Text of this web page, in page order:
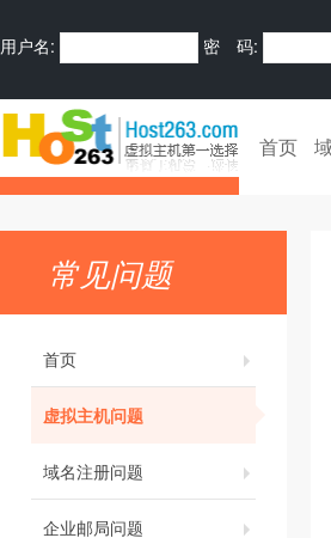
用户名: 密 码:
首页
常见问题
首页
虚拟主机问题
域名注册问题
企业邮局问题